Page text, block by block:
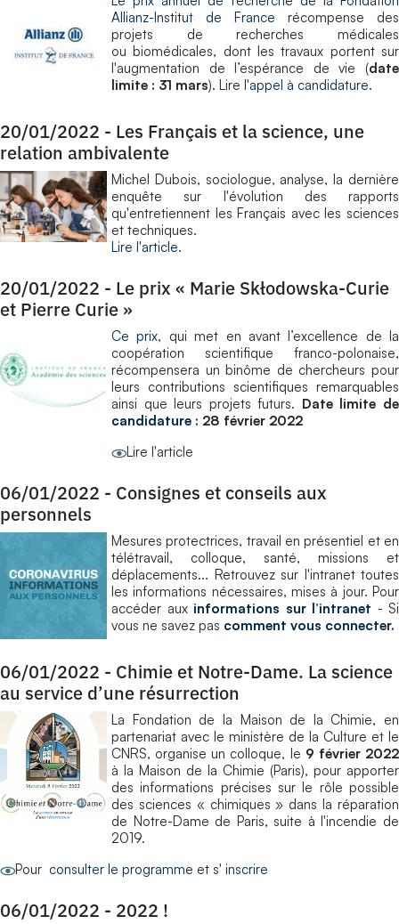
Allianz-Institut de France récompense des
projets de recherches médicales
ou biomédicales, dont les travaux portent sur
l'augmentation de l’espérance de vie (date
limite : 31 mars). Lire l'appel à candidature.
20/01/2022 - Les Français et la science, une
relation ambivalente
Michel Dubois, sociologue, analyse, la dernière
enquête sur l'évolution des rapports
qu'entretiennent les Français avec les sciences
et techniques.
Lire l'article.
20/01/2022 - Le prix « Marie Skłodowska-Curie
et Pierre Curie »
Ce prix, qui met en avant l’excellence de la
coopération scientifique franco-polonaise,
récompensera un binôme de chercheurs pour
leurs contributions scientifiques remarquables
ainsi que leurs projets futurs. Date limite de
candidature : 28 février 2022
Lire l'article
06/01/2022 - Consignes et conseils aux
personnels
Mesures protectrices, travail en présentiel et en
télétravail, colloque, santé, missions et
déplacements... Retrouvez sur l'intranet toutes
les informations nécessaires, mises à jour. Pour
accéder aux informations sur l’intranet - Si
vous ne savez pas comment vous connecter.
06/01/2022 - Chimie et Notre-Dame. La science
au service d’une résurrection
La Fondation de la Maison de la Chimie, en
partenariat avec le ministère de la Culture et le
CNRS, organise un colloque, le 9 février 2022
à la Maison de la Chimie (Paris), pour apporter
des informations précises sur le rôle possible
des sciences « chimiques » dans la réparation
de Notre-Dame de Paris, suite à l'incendie de
2019.
Pour consulter le programme et s' inscrire
06/01/2022 - 2022 !